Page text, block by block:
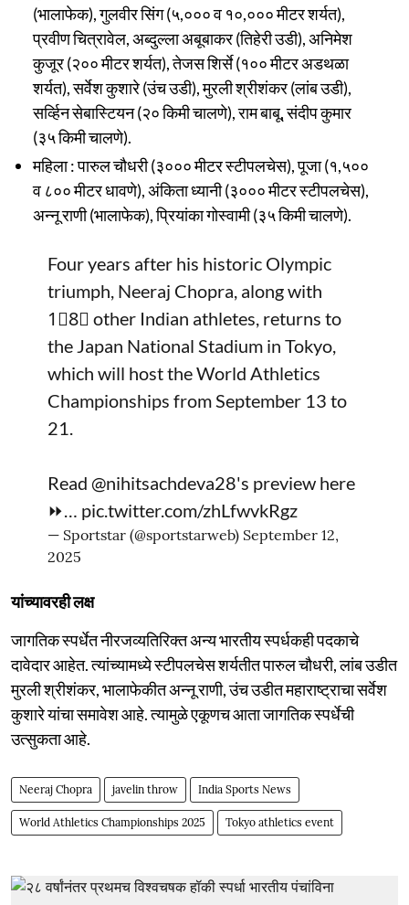
(भालाफेक), गुलवीर सिंग (५,००० व १०,००० मीटर शर्यत),
प्रवीण चित्रावेल, अब्दुल्ला अबूबाकर (तिहेरी उडी), अनिमेश
कुजूर (२०० मीटर शर्यत), तेजस शिर्से (१०० मीटर अडथळा
शर्यत), सर्वेश कुशारे (उंच उडी), मुरली श्रीशंकर (लांब उडी),
सर्व्हिन सेबास्टियन (२० किमी चालणे), राम बाबू, संदीप कुमार
(३५ किमी चालणे).
महिला : पारुल चौधरी (३००० मीटर स्टीपलचेस), पूजा (१,५००
व ८०० मीटर धावणे), अंकिता ध्यानी (३००० मीटर स्टीपलचेस),
अन्नू राणी (भालाफेक), प्रियांका गोस्वामी (३५ किमी चालणे).
Four years after his historic Olympic
triumph, Neeraj Chopra, along with
1⃣8⃣ other Indian athletes, returns to
the Japan National Stadium in Tokyo,
which will host the World Athletics
Championships from September 13 to
21.
Read @nihitsachdeva28's preview here
⏩… pic.twitter.com/zhLfwvkRgz
— Sportstar (@sportstarweb) September 12,
2025
यांच्यावरही लक्ष
जागतिक स्पर्धेत नीरजव्यतिरिक्त अन्य भारतीय स्पर्धकही पदकाचे
दावेदार आहेत. त्यांच्यामध्ये स्टीपलचेस शर्यतीत पारुल चौधरी, लांब उडीत
मुरली श्रीशंकर, भालाफेकीत अन्नू राणी, उंच उडीत महाराष्ट्राचा सर्वेश
कुशारे यांचा समावेश आहे. त्यामुळे एकूणच आता जागतिक स्पर्धेची
उत्सुकता आहे.
Neeraj Chopra javelin throw India Sports News
World Athletics Championships 2025 Tokyo athletics event